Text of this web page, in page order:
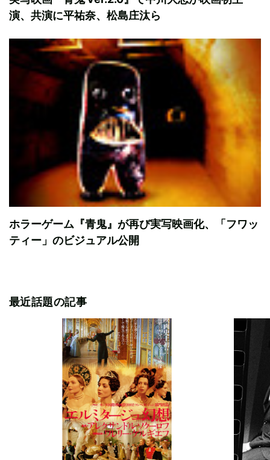
演、共演に平祐奈、松島庄汰ら
ホラーゲーム『青鬼』が再び実写映画化、「フワッ
ティー」のビジュアル公開
最近話題の記事